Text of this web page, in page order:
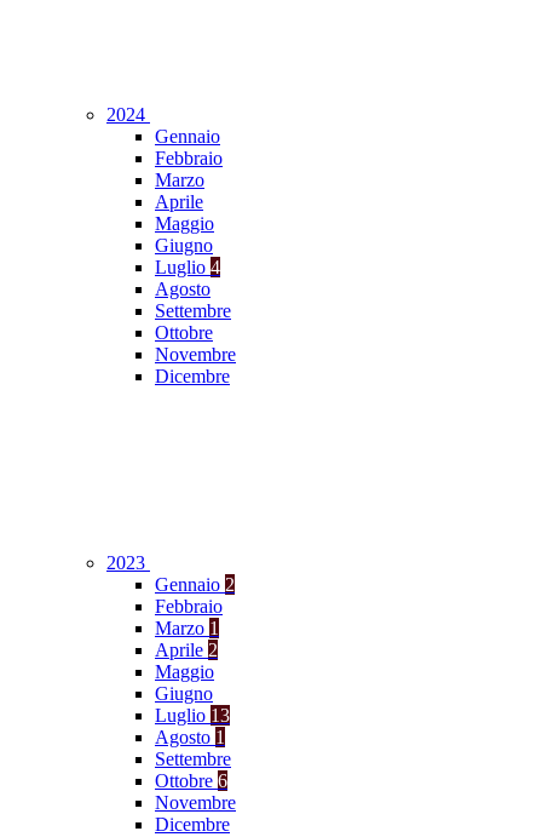
2024
Gennaio
Febbraio
Marzo
Aprile
Maggio
Giugno
Luglio 4
Agosto
Settembre
Ottobre
Novembre
Dicembre
2023
Gennaio 2
Febbraio
Marzo 1
Aprile 2
Maggio
Giugno
Luglio 13
Agosto 1
Settembre
Ottobre 6
Novembre
Dicembre